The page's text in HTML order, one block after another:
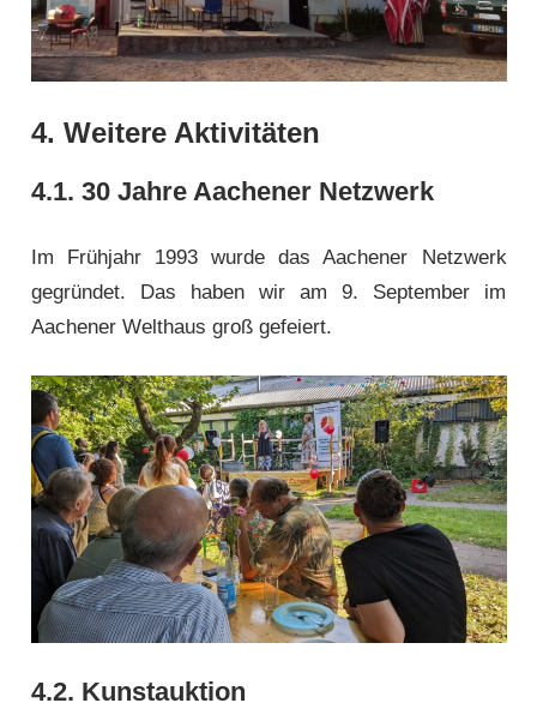
4. Weitere Aktivitäten
4.1. 30 Jahre Aachener Netzwerk
Im Frühjahr 1993 wurde das Aachener Netzwerk
gegründet. Das haben wir am 9. September im
Aachener Welthaus groß gefeiert.
4.2. Kunstauktion